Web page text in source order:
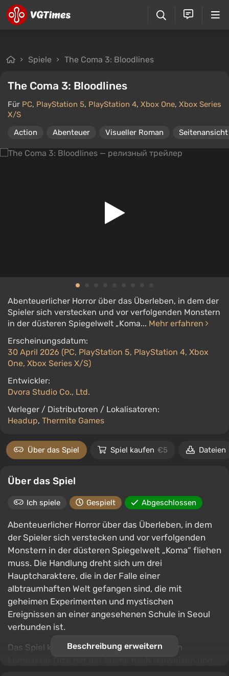
Spiele The Coma 3: Bloodlines
The Coma 3: Bloodlines
Für PC, PlayStation 5, PlayStation 4, Xbox One, Xbox Series
X/S
Action
Abenteuer Visueller Roman Seitenansicht
Abenteuerlicher Horror über das Überleben, in dem der
Spieler sich verstecken und vor verfolgenden Monstern
in der düsteren Spiegelwelt „Koma... Mehr erfahren
Erscheinungsdatum:
30 April 2026 (PC, PlayStation 5, PlayStation 4, Xbox
One, Xbox Series X/S)
Entwickler:
Dvora Studio Co., Ltd.
Verleger / Distributoren / Lokalisatoren:
Headup, Thermite Games
Über das Spiel Spiel kaufen €5 Dateien
Über das Spiel
Ich spiele Gespielt Abgeschlossen
Abenteuerlicher Horror über das Überleben, in dem
der Spieler sich verstecken und vor verfolgenden
Monstern in der düsteren Spiegelwelt „Koma“ fliehen
muss. Die Handlung dreht sich um drei
Hauptcharaktere, die in der Falle einer
albtraumhaften Welt gefangen sind, die mit
geheimen Experimenten und mystischen
Ereignissen an einer angesehenen Schule in Seoul
verbunden ist.
Das Spiel kombiniert spannendes Erkunden
Beschreibung erweitern